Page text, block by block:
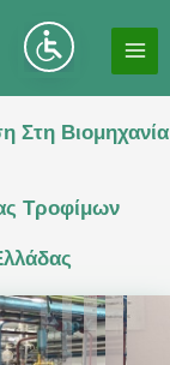
Στη Βιομηχανία
Τροφίμων